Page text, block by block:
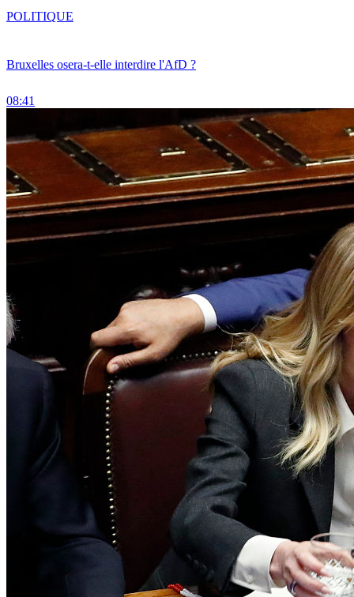
Bruxelles osera-t-elle interdire l'AfD ?
08:41
POLITIQUE